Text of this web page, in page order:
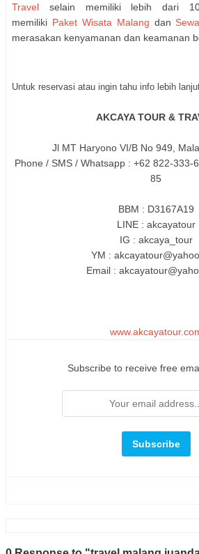
Travel selain memiliki lebih dari
memiliki Paket Wisata Malang dan
merasakan kenyamanan dan keamanan
Untuk reservasi atau ingin tahu info lebih
AKCAYA TOUR &
Jl MT Haryono VI/B No 949,
Phone / SMS / Whatsapp : +62 822-333-
85
BBM : D3167A19
LINE : akcayatour
IG : akcaya_tour
YM :
Email :
Subscribe to receive free